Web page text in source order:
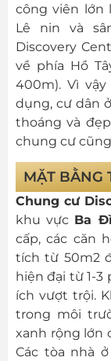
công viên lớn
Lê nin và
Discovery
về phía Hồ
400m). Vì
dụng, cư dân
thoáng và
chung cư
MẶT BẰNG
Chung cư
khu vực Ba
cấp, các căn
tích từ 50m2
hiện đại từ 1-
ích vượt trội.
trong môi
xanh rộng lớn
Các tòa nhà